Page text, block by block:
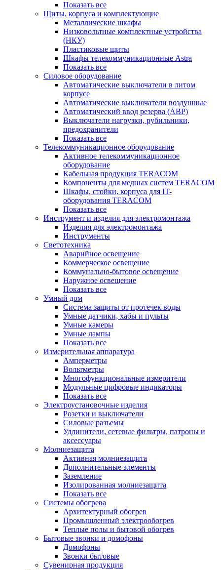
Показать все
Щиты, корпуса и комплектующие
Металлические шкафы
Низковольтные комплектные устройства
(НКУ)
Пластиковые щиты
Шкафы телекоммуникационные Astra
Показать все
Силовое оборудование
Автоматические выключатели в литом
корпусе
Автоматические выключатели воздушные
Автоматический ввод резерва (АВР)
Выключатели нагрузки, рубильники,
предохранители
Показать все
Телекоммуникационное оборудование
Активное телекоммуникационное
оборудование
Кабельная продукция TERACOM
Компоненты для медных систем TERACOM
Шкафы, стойки, корпуса для IT-
оборудования TERACOM
Показать все
Инструмент и изделия для электромонтажа
Изделия для электромонтажа
Инструменты
Светотехника
Аварийное освещение
Коммерческое освещение
Коммунально-бытовое освещение
Наружное освещение
Показать все
Умный дом
Система защиты от протечек воды
Умные датчики, хабы и пульты
Умные камеры
Умные лампы
Показать все
Измерительная аппаратура
Амперметры
Вольтметры
Многофункциональные измерители
Модульные цифровые индикаторы
Показать все
Электроустановочные изделия
Розетки и выключатели
Силовые разъемы
Удлинители, сетевые фильтры, патроны и
аксессуары
Молниезащита
Активная молниезащита
Дополнительные элементы
Заземление
Изолированная молниезащита
Показать все
Системы обогрева
Архитектурный обогрев
Промышленный электрообогрев
Теплые полы и бытовой обогрев
Бытовые звонки и домофоны
Домофоны
Звонки бытовые
Сувенирная продукция